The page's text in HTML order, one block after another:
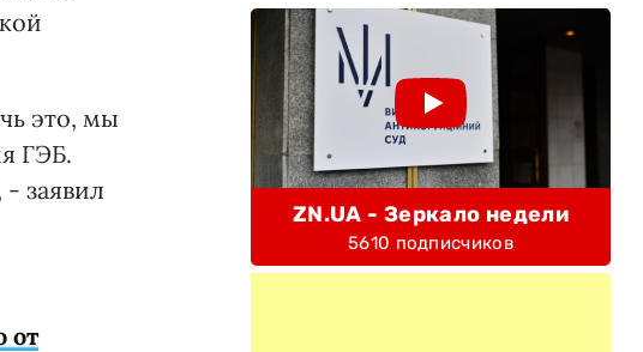
это, мы
ГЭБ.
заявил
от
ZN.UA - Зеркало недели
5610 подписчиков